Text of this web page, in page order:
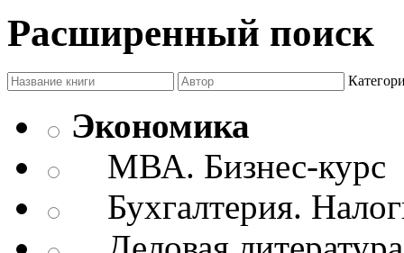
Расширенный поиск
Экономика
МВА. Бизнес-курс
Бухгалтерия.